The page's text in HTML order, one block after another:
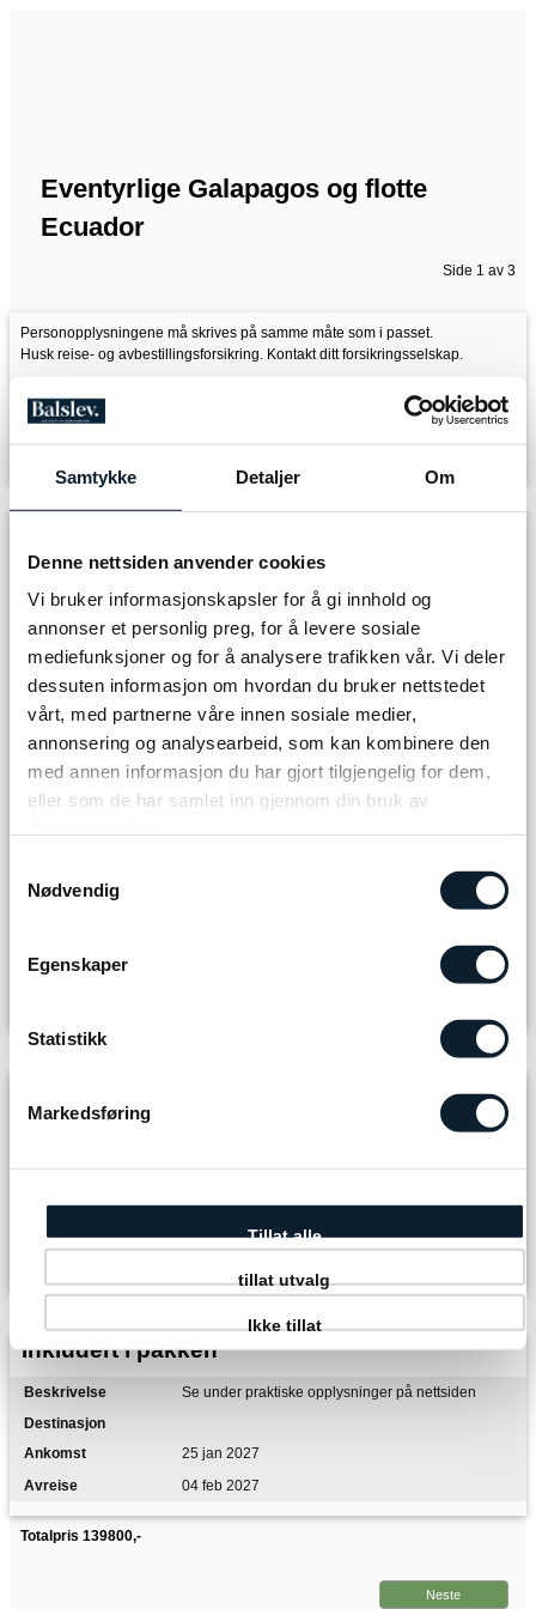
Samtykke Detaljer Om
Denne nettsiden anvender cookies
Vi bruker informasjonskapsler for å gi innhold og
annonser et personlig preg, for å levere sosiale
mediefunksjoner og for å analysere trafikken vår. Vi deler
dessuten informasjon om hvordan du bruker nettstedet
vårt, med partnerne våre innen sosiale medier,
annonsering og analysearbeid, som kan kombinere den
med annen informasjon du har gjort tilgjengelig for dem,
eller som de har samlet inn gjennom din bruk av
Nødvendig
Egenskaper
Statistikk
Markedsføring
Tillat alle
tillat utvalg
Ikke tillat
Eventyrlige Galapagos og flotte
Ecuador
Side 1 av 3
Personopplysningene må skrives på samme måte som i passet.
Husk reise- og avbestillingsforsikring. Kontakt ditt forsikringsselskap.
Cirka 2 uker før avreise sender vi ut de siste informasjoner med bl.a.
oppmøtetid,sted og endelig program.
Har du spørsmål, ta gjerne kontakt med oss på tlf. 69 31 26 21 eller epost:
Avreise
Hjemkomst
Velg antall personer
Reisen du bestiller
Grunnpris pr person i dobbeltrom ( 69900 - 69900 )
Romtype
24 jan 2027 06.15
Inkludert i pakken
Se under praktiske opplysninger på nettsiden
25 jan 2027
04 feb 2027
Totalpris 139800,-
Neste